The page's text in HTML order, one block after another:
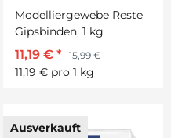
Modelliergewebe Reste
Gipsbinden, 1 kg
11,19 € * 15,99 €
11,19 € pro 1 kg
Ausverkauft